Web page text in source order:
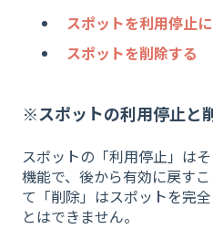
スポットを利用停止
スポットを削除する
※スポットの利用停止と
スポットの「利用停止」は
機能で、後から有効に戻す
て「削除」はスポットを完
とはできません。